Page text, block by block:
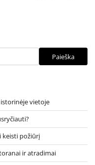
Paieška
vietoje
keisti požiūrį
ir atradimai